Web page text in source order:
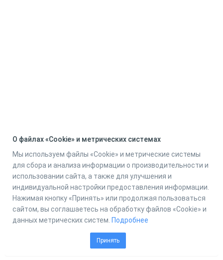
О файлах «Cookie» и метрических системах
Мы используем файлы «Cookie» и метрические системы
для сбора и анализа информации о производительности и
использовании сайта, а также для улучшения и
индивидуальной настройки предоставления информации.
Нажимая кнопку «Принять» или продолжая пользоваться
сайтом, вы соглашаетесь на обработку файлов «Cookie» и
данных метрических систем. Подробнее
Принять